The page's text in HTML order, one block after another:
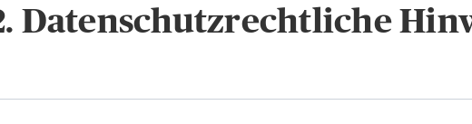
Datenschutzrechtliche